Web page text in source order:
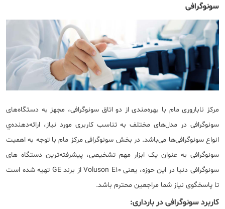
سونوگرافی
مرکز ناباروری مام با بهره‌مندی از دو اتاق سونوگرافی، مجهز به دستگاه‌‌های
سونوگرافی در مدل‌های مختلف به تناسب کاربری مورد نیاز، ارائه‌دهنده‌ي
انواع سونوگرافی‌ها می‌باشد. در بخش سونوگرافی مرکز مام با توجه به اهمیت
سونوگرافی به عنوان یک ابزار مهم تشخیصی، پیشرفته‌ترین دستگاه های
سونوگرافی دنیا در این حوزه، یعنی Voluson E10 از برند GE تهیه شده است
تا پاسخگوی نیاز شما مراجعین محترم باشد.
کاربرد سونوگرافی در بارداری: